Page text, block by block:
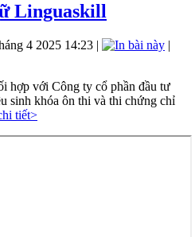
Linguaskill
4 2025 14:23 | |
hợp với Công ty cổ phần đầu tư
sinh khóa ôn thi và thi chứng chỉ
tiết>